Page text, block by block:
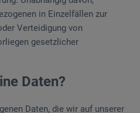
in Einzelfällen zur
Verteidigung von
gesetzlicher
Daten?
Daten, die wir auf unserer